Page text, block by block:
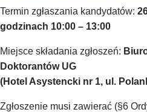
Termin zgłaszania kandydatów:
godzinach 10:00 – 13:00
Miejsce składania zgłoszeń:
Doktorantów UG
(Hotel Asystencki nr 1, ul.
Zgłoszenie musi zawierać (§6